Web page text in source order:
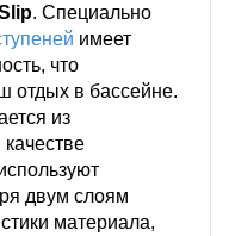
. Специально
имеет
что
отдых в бассейне.
из
двум слоям
материала,